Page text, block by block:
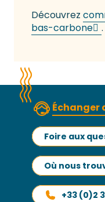
Découvrez
bas-carbone
.
Échanger
Foire aux
Où nous
+33 (0)2